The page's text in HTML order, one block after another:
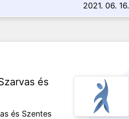
2021. 06. 16.
és
és Szentes